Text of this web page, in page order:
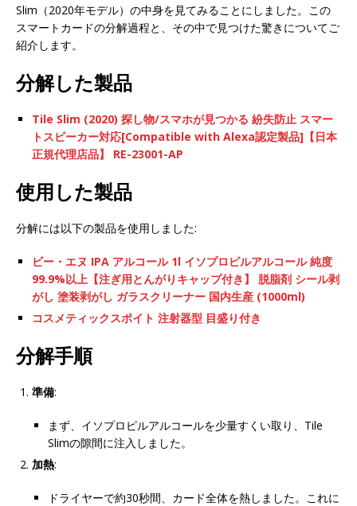
Slim（2020年モデル）の中身を見てみることにしました。この
スマートカードの分解過程と、その中で見つけた驚きについてご
紹介します。
分解した製品
Tile Slim (2020) 探し物/スマホが見つかる 紛失防止 スマー
トスピーカー対応[Compatible with Alexa認定製品]【日本
正規代理店品】 RE-23001-AP
使用した製品
分解には以下の製品を使用しました:
ビー・エヌ IPA アルコール 1l イソプロピルアルコール 純度
99.9%以上【注ぎ用とんがりキャップ付き】 脱脂剤 シール剥
がし 塗装剥がし ガラスクリーナー 国内生産 (1000ml)
コスメティックスポイト 注射器型 目盛り付き
分解手順
準備:
まず、イソプロピルアルコールを少量すくい取り、Tile
Slimの隙間に注入しました。
加熱:
ドライヤーで約30秒間、カード全体を熱しました。これに